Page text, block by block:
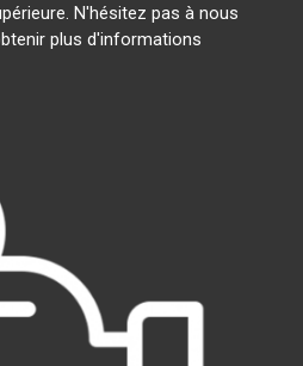
N'hésitez pas à nous
plus d'informations